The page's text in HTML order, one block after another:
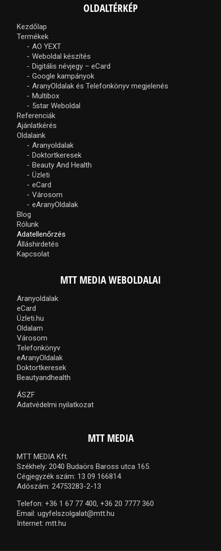
OLDALTÉRKÉP
Kezdőlap
Termékek
AO YEXT
Weboldal készítés
Digitális névjegy – eCard
Google kampányok
AranyOldalak és Telefonkönyv megjelenés
Multibox
5star Weboldal
Referenciák
Ajánlatkérés
Oldalaink
Aranyoldalak
Doktortkeresek
Beauty And Health
Üzleti
eCard
Városom
eAranyOldalak
Blog
Rólunk
Adatellenőrzés
Álláshirdetés
Kapcsolat
MTT MEDIA WEBOLDALAI
Aranyoldalak
eCard
Üzleti.hu
Oldalam
Városom
Telefonkönyv
eAranyOldalak
Doktortkeresek
Beautyandhealth
ÁSZF
Adatvédelmi nyilatkozat
MTT MEDIA
MTT MEDIA Kft.
Székhely: 2040 Budaörs Baross utca 165.
Cégjegyzék szám: 13 09 166814
Adószám: 24753283-2-13
Telefon: +36 1 67 77 400, +36 20 7777 360
Email: ugyfelszolgalat@mtt.hu
Internet: mtt.hu